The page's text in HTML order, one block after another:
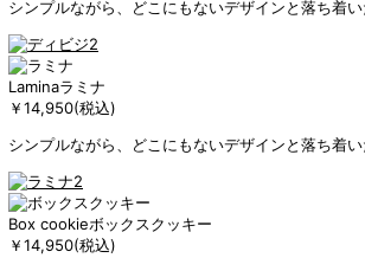
シンプルながら、どこにもないデザインと落ち着
Laminaラミナ
￥14,950(税込)
シンプルながら、どこにもないデザインと落ち着
Box cookieボックスクッキー
￥14,950(税込)